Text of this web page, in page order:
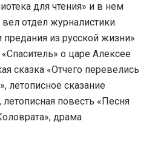
для чтения» и в нем
отдел журналистики.
предания из русской жизни»
о царе Алексее
сказка «Отчего перевелись
летописное сказание
повесть «Песня
драма